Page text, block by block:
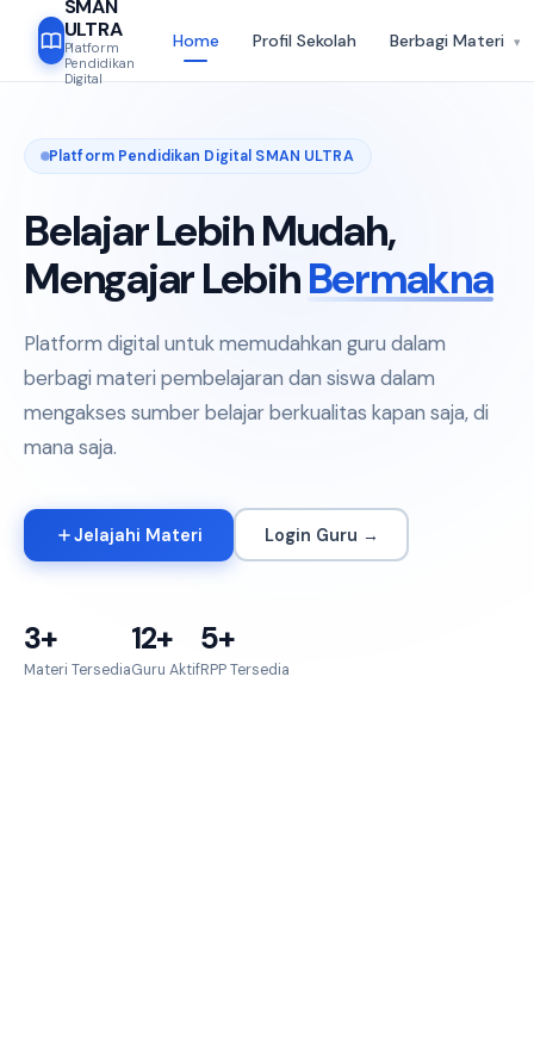
SMAN
ULTRA
Platform
Pendidikan
Digital
Home Profil Sekolah Berbagi Materi ▾
Rencana Pembelajaran
RPP terstruktur & siap pakai
untuk semua mata pelajaran
120 RPP · 12 Mapel
Media Pembelajaran
Video, PPT, infografis &
animasi interaktif yang
belajar.
Platform Pendidikan Digital SMAN ULTRA
Belajar Lebih Mudah,
Mengajar LebihBermakna
Platform digital untuk memudahkan guru dalam
berbagi materi pembelajaran dan siswa dalam
mengakses sumber belajar berkualitas kapan saja, di
mana saja.
Jelajahi Materi Login Guru →
3+
Materi Tersedia
12+
Guru Aktif
5+
RPP Tersedia